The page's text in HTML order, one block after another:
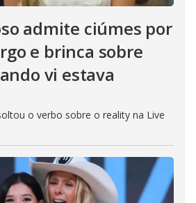
admite ciúmes por
e brinca sobre
vi estava
o verbo sobre o reality na Live